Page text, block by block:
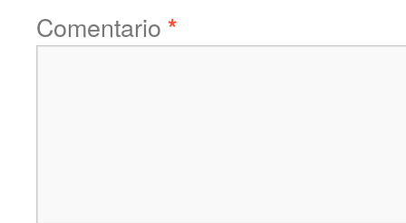
Comentario *